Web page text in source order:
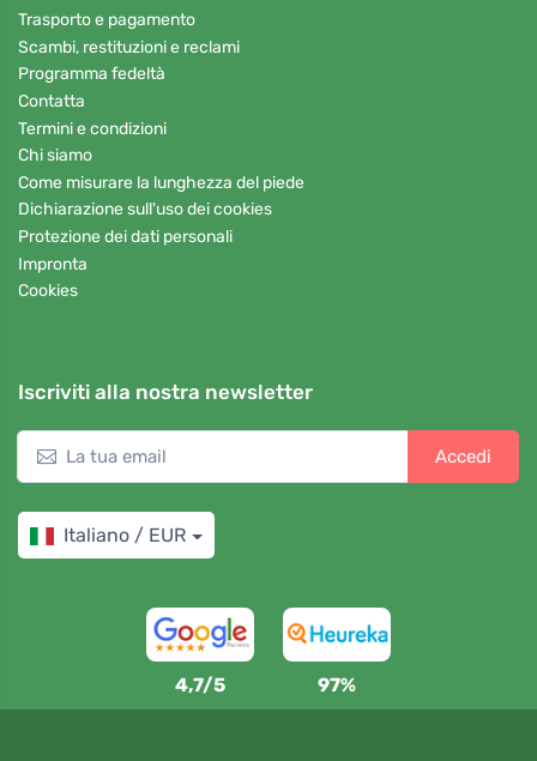
Trasporto e pagamento
Scambi, restituzioni e reclami
Programma fedeltà
Contatta
Termini e condizioni
Chi siamo
Come misurare la lunghezza del piede
Dichiarazione sull'uso dei cookies
Protezione dei dati personali
Impronta
Cookies
Iscriviti alla nostra newsletter
Accedi
Italiano / EUR
4,7/5 97%